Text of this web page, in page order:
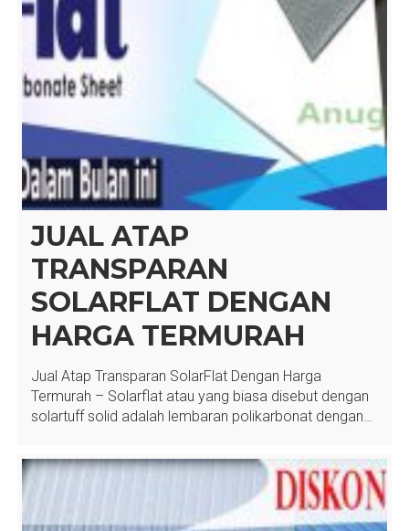
JUAL ATAP
TRANSPARAN
SOLARFLAT DENGAN
HARGA TERMURAH
Jual Atap Transparan SolarFlat Dengan Harga
Termurah – Solarflat atau yang biasa disebut dengan
solartuff solid adalah lembaran polikarbonat dengan…